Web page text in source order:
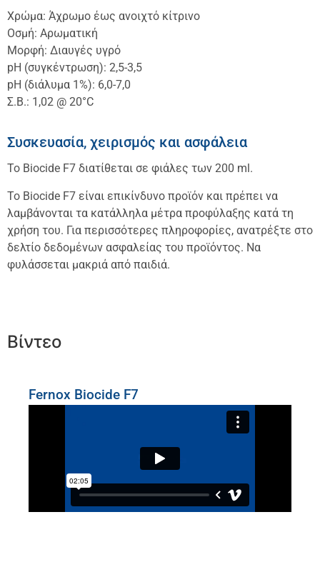
Χρώμα: Άχρωμο έως ανοιχτό κίτρινο
Οσμή: Αρωματική
Μορφή: Διαυγές υγρό
pH (συγκέντρωση): 2,5-3,5
pH (διάλυμα 1%): 6,0-7,0
Σ.Β.: 1,02 @ 20°C
Συσκευασία, χειρισμός και ασφάλεια
Το Biocide F7 διατίθεται σε φιάλες των 200 ml.
Το Biocide F7 είναι επικίνδυνο προϊόν και πρέπει να
λαμβάνονται τα κατάλληλα μέτρα προφύλαξης κατά τη
χρήση του. Για περισσότερες πληροφορίες, ανατρέξτε στο
δελτίο δεδομένων ασφαλείας του προϊόντος. Να
φυλάσσεται μακριά από παιδιά.
Βίντεο
Fernox Biocide F7